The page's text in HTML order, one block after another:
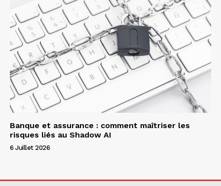
Banque et assurance : comment maîtriser les
risques liés au Shadow AI
6 Juillet 2026